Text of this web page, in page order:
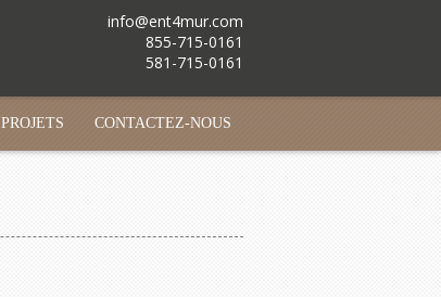
info@ent4mur.com
855-715-0161
581-715-0161
CONTACTEZ-NOUS